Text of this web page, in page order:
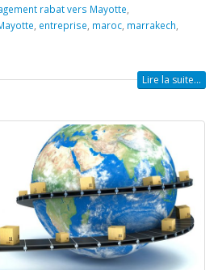
rabat vers Mayotte
entreprise maroc marrakech
Lire la suite...